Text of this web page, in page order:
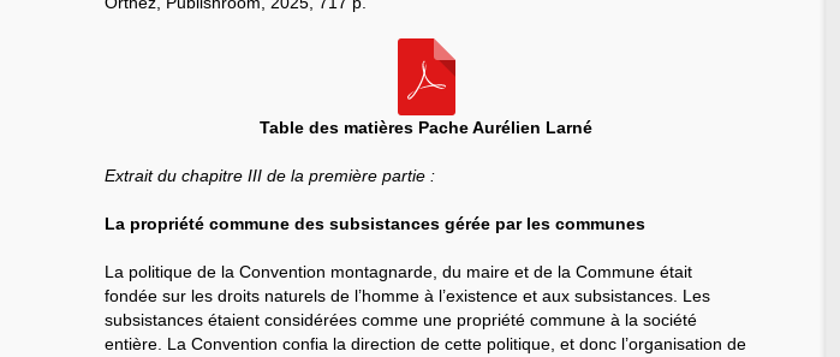
Table des matières Pache Aurélien Larné
Extrait du chapitre III de la première partie :
La propriété commune des subsistances gérée par les communes
La politique de la Convention montagnarde, du maire et de la Commune était
fondée sur les droits naturels de l’homme à l’existence et aux subsistances. Les
subsistances étaient considérées comme une propriété commune à la société
entière. La Convention confia la direction de cette politique, et donc l’organisation de